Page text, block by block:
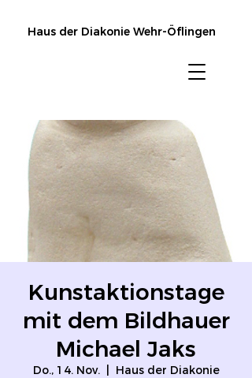
Haus der Diakonie Wehr-Öflingen
Kunstaktionstage
mit dem Bildhauer
Michael Jaks
Do., 14. Nov.
  |
Haus der Diakonie